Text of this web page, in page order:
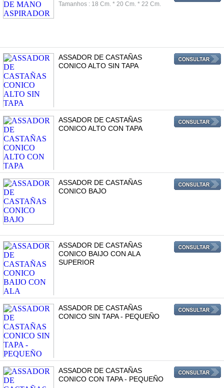
Tamanhos : 18 Cm. * 20 Cm. * 22 Cm.
ASSADOR DE CASTAÑAS
CONICO ALTO SIN TAPA
ASSADOR DE CASTAÑAS
CONICO ALTO CON TAPA
ASSADOR DE CASTAÑAS
CONICO BAJO
ASSADOR DE CASTAÑAS
CONICO BAIJO CON ALA
SUPERIOR
ASSADOR DE CASTAÑAS
CONICO SIN TAPA - PEQUEÑO
ASSADOR DE CASTAÑAS
CONICO CON TAPA - PEQUEÑO